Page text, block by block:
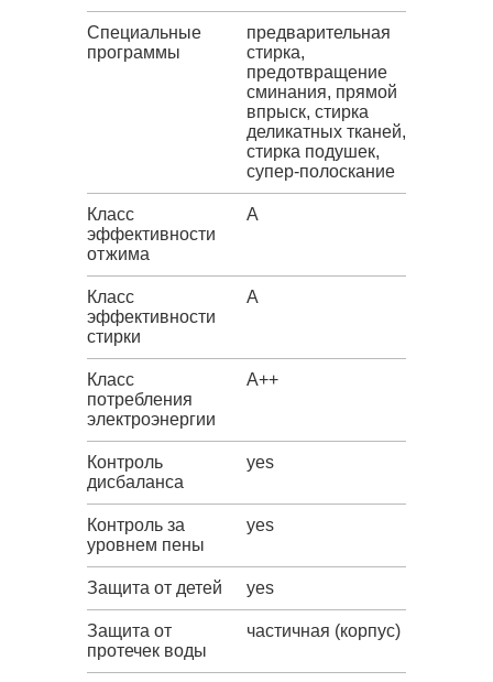
Специальные
программы
предварительная
стирка,
предотвращение
сминания, прямой
впрыск, стирка
деликатных тканей,
стирка подушек,
супер-полоскание
Класс
эффективности
отжима
A
Класс
эффективности
стирки
A
Класс
потребления
электроэнергии
A++
Контроль
дисбаланса
yes
Контроль за
уровнем пены
yes
Защита от детей yes
Защита от
протечек воды
частичная (корпус)